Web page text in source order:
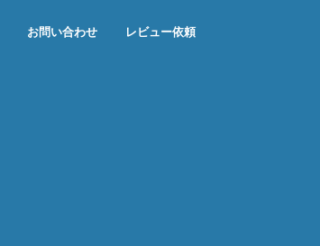
お問い合わせ レビュー依頼